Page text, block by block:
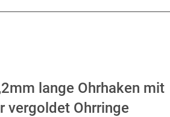
lange Ohrhaken mit
vergoldet Ohrringe